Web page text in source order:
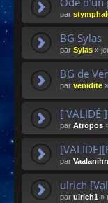
par
BG Sylas
par Sylas »
BG de
par venidite »
[ VALIDÉ
par Atropos
par Vaalanihn
ulrich
par ulrich1 »